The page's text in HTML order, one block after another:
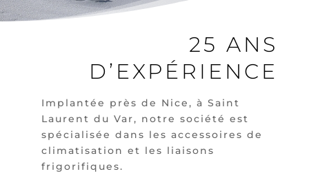
25 ANS
D’EXPÉRIENCE
Implantée près de Nice, à Saint
Laurent du Var, notre société est
spécialisée dans les accessoires de
climatisation et les liaisons
frigorifiques.